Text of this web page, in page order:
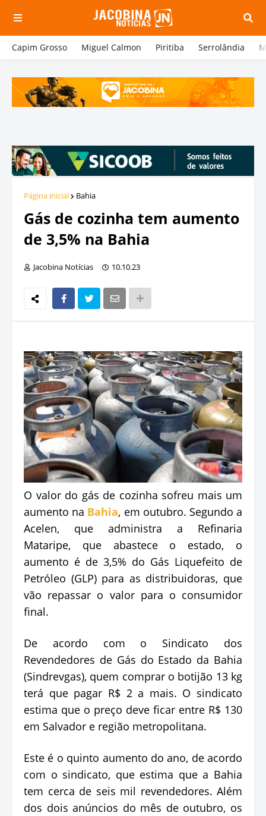
Capim Grosso Miguel Calmon Piritiba Serrolândia
Página inicial Bahia
Gás de cozinha tem aumento
de 3,5% na Bahia
Jacobina Notícias 10.10.23
O valor do gás de cozinha sofreu mais um
aumento na Bahia, em outubro. Segundo a
Acelen, que administra a Refinaria
Mataripe, que abastece o estado, o
aumento é de 3,5% do Gás Liquefeito de
Petróleo (GLP) para as distribuidoras, que
vão repassar o valor para o consumidor
final.
De acordo com o Sindicato dos
Revendedores de Gás do Estado da Bahia
(Sindrevgas), quem comprar o botijão 13 kg
terá que pagar R$ 2 a mais. O sindicato
estima que o preço deve ficar entre R$ 130
em Salvador e região metropolitana.
Este é o quinto aumento do ano, de acordo
com o sindicato, que estima que a Bahia
tem cerca de seis mil revendedores. Além
dos dois anúncios do mês de outubro, os